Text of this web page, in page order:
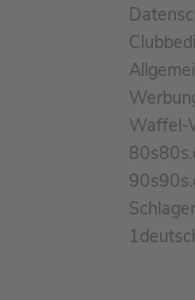
Waffel-